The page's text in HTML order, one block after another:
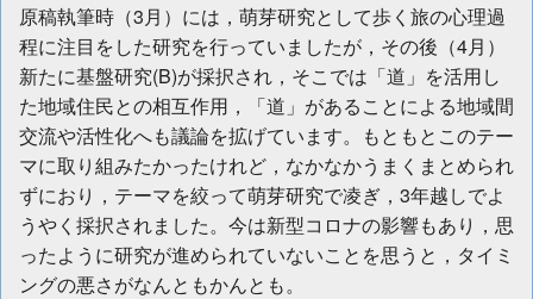
原稿執筆時（3月）には，萌芽研究として歩く旅の心理過
程に注目をした研究を行っていましたが，その後（4月）
新たに基盤研究(B)が採択され，そこでは「道」を活用し
た地域住民との相互作用，「道」があることによる地域間
交流や活性化へも議論を拡げています。もともとこのテー
マに取り組みたかったけれど，なかなかうまくまとめられ
ずにおり，テーマを絞って萌芽研究で凌ぎ，3年越しでよ
うやく採択されました。今は新型コロナの影響もあり，思
ったように研究が進められていないことを思うと，タイミ
ングの悪さがなんともかんとも。